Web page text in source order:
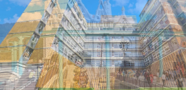
好康優惠
最新消息